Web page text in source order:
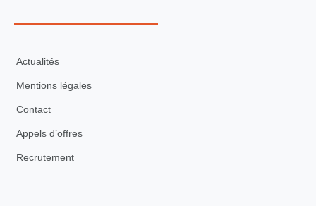
Actualités
Mentions légales
Contact
Appels d’offres
Recrutement